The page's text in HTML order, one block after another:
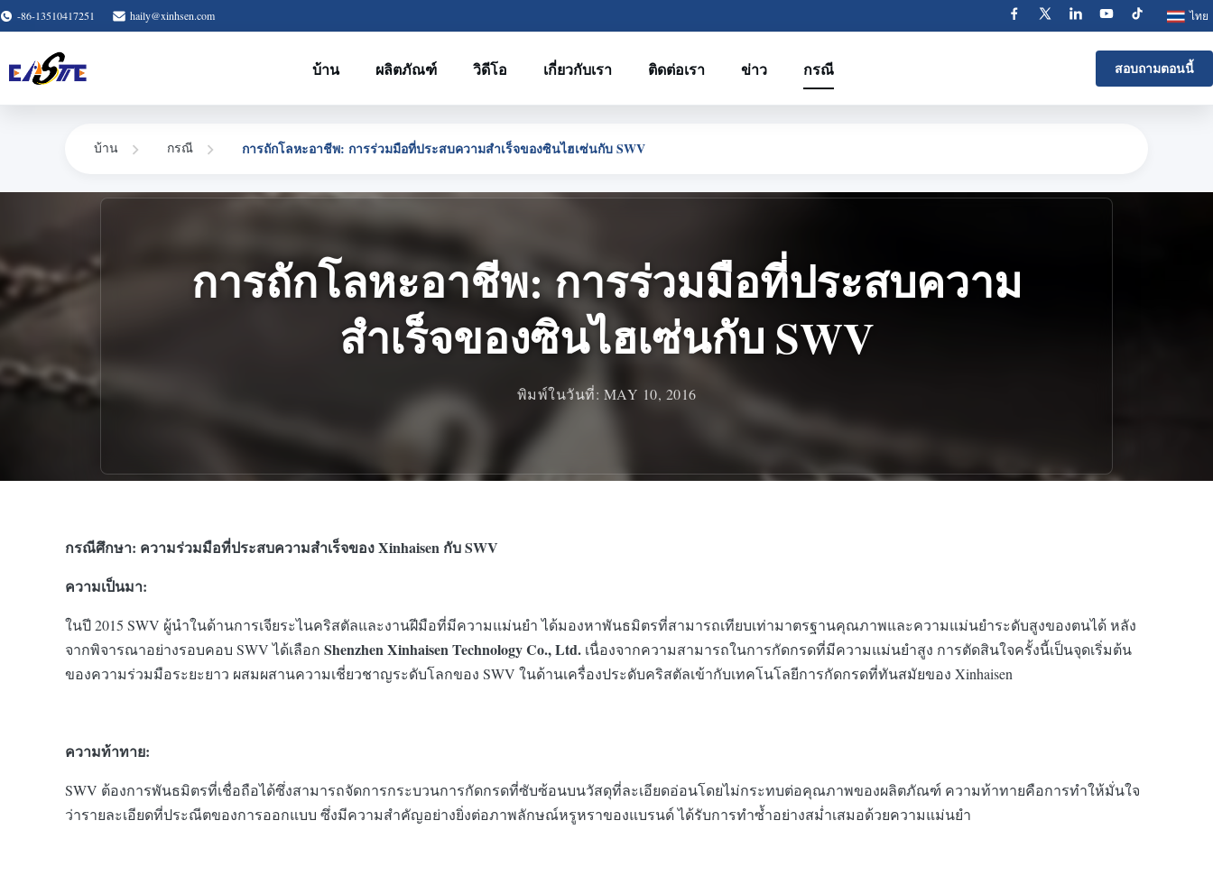
-86-13510417251 haily@xinhsen.com ไทย
บ้าน ผลิตภัณฑ์ วิดีโอ เกี่ยวกับเรา ติดต่อเรา ข่าว กรณี สอบถามตอนนี้
บ้าน กรณี การถักโลหะอาชีพ: การร่วมมือที่ประสบความสําเร็จของซินไฮเซ่นกับ SWV
การถักโลหะอาชีพ: การร่วมมือที่ประสบความ
สําเร็จของซินไฮเซ่นกับ SWV
พิมพ์ในวันที่: MAY 10, 2016
กรณีศึกษา: ความร่วมมือที่ประสบความสำเร็จของ Xinhaisen กับ SWV
ความเป็นมา:
ในปี 2015 SWV ผู้นำในด้านการเจียระไนคริสตัลและงานฝีมือที่มีความแม่นยำ ได้มองหาพันธมิตรที่สามารถเทียบเท่ามาตรฐานคุณภาพและความแม่นยำระดับสูงของตนได้ หลัง
จากพิจารณาอย่างรอบคอบ SWV ได้เลือก Shenzhen Xinhaisen Technology Co., Ltd. เนื่องจากความสามารถในการกัดกรดที่มีความแม่นยำสูง การตัดสินใจครั้งนี้เป็นจุดเริ่มต้น
ของความร่วมมือระยะยาว ผสมผสานความเชี่ยวชาญระดับโลกของ SWV ในด้านเครื่องประดับคริสตัลเข้ากับเทคโนโลยีการกัดกรดที่ทันสมัยของ Xinhaisen
ความท้าทาย:
SWV ต้องการพันธมิตรที่เชื่อถือได้ซึ่งสามารถจัดการกระบวนการกัดกรดที่ซับซ้อนบนวัสดุที่ละเอียดอ่อนโดยไม่กระทบต่อคุณภาพของผลิตภัณฑ์ ความท้าทายคือการทำให้มั่นใจ
ว่ารายละเอียดที่ประณีตของการออกแบบ ซึ่งมีความสำคัญอย่างยิ่งต่อภาพลักษณ์หรูหราของแบรนด์ ได้รับการทำซ้ำอย่างสม่ำเสมอด้วยความแม่นยำ